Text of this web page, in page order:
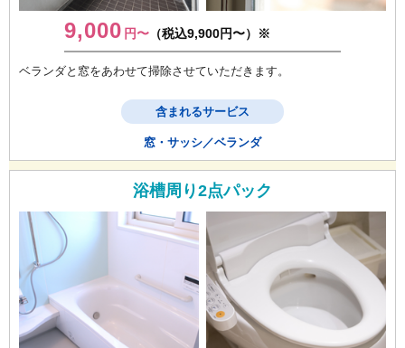
9,000 円〜（税込9,900円〜）※
ベランダと窓をあわせて掃除させていただきます。
含まれるサービス
窓・サッシ／ベランダ
浴槽周り2点パック